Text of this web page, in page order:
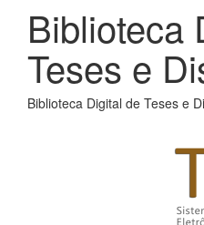
Biblioteca
Teses e
Biblioteca Digital de Teses e